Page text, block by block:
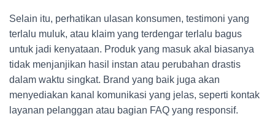
Selain itu, perhatikan ulasan konsumen, testimoni yang
terlalu muluk, atau klaim yang terdengar terlalu bagus
untuk jadi kenyataan. Produk yang masuk akal biasanya
tidak menjanjikan hasil instan atau perubahan drastis
dalam waktu singkat. Brand yang baik juga akan
menyediakan kanal komunikasi yang jelas, seperti kontak
layanan pelanggan atau bagian FAQ yang responsif.